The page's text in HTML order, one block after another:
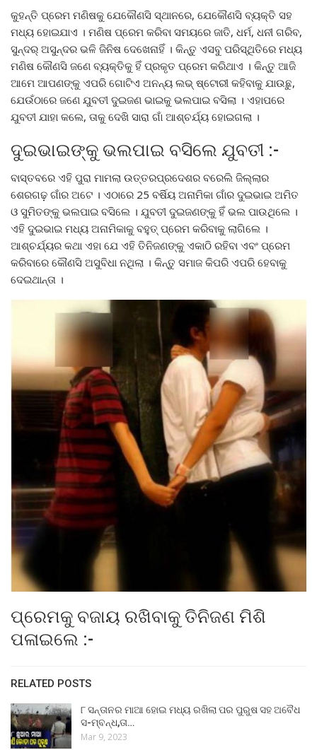
କୁହନ୍ତି ପ୍ରେମ ମଣିଷକୁ ଯେକୌଣସି ସ୍ଥାନରେ, ଯେକୌଣସି ବ୍ୟକ୍ତି ସହ
ମଧ୍ୟ ହୋଇଯାଏ । ମଣିଷ ପ୍ରେମ କରିବା ସମୟରେ ଜାତି, ଧର୍ମ, ଧନୀ ଗରିବ,
ସୁନ୍ଦର୍ ଅସୁନ୍ଦର ଭଳି ଜିନିଷ ଦେଖେନାହିଁ । କିନ୍ତୁ ଏସବୁ ପରିସ୍ଥିତିରେ ମଧ୍ୟ
ମଣିଷ କୌଣସି ଜଣେ ବ୍ୟକ୍ତିକୁ ହିଁ ପ୍ରକୃତ ପ୍ରେମ କରିଥାଏ । କିନ୍ତୁ ଆଜି
ଆମେ ଆପଣଙ୍କୁ ଏପରି ଗୋଟିଏ ଅନନ୍ୟ ଲଭ୍ ଷ୍ଟୋରୀ କହିବାକୁ ଯାଉଛୁ,
ଯେଉଁଠାରେ ଜଣେ ଯୁବତୀ ଦୁଇଜଣ ଭାଇକୁ ଭଲପାଇ ବସିଲା । ଏହାପରେ
ଯୁବତୀ ଯାହା କଲେ, ତାକୁ ଦେଖି ସାରା ଗାଁ ଆଶ୍ଚର୍ଯ୍ୟ ହୋଇଗଲା ।
ଦୁଇଭାଇଙ୍କୁ ଭଲପାଇ ବସିଲେ ଯୁବତୀ :-
ବାସ୍ତବରେ ଏହି ପୁରା ମାମଲା ଉତ୍ତରପ୍ରଦେଶର ବରେଲି ଜିଲ୍ଲାର
ଶେରଗଢ଼ ଗାଁର ଅଟେ । ଏଠାରେ 25 ବର୍ଷିୟ ଅନାମିକା ଗାଁର ଦୁଇଭାଇ ଅମିତ
ଓ ସୁମିତଙ୍କୁ ଭଲପାଇ ବସିଲେ । ଯୁବତୀ ଦୁଇଜଣଙ୍କୁ ହିଁ ଭଲ ପାଉଥିଲେ ।
ଏହି ଦୁଇଭାଇ ମଧ୍ୟ ଅନାମିକାକୁ ବହୁତ୍ ପ୍ରେମ କରିବାକୁ ଲାଗିଲେ ।
ଆଶ୍ଚର୍ଯ୍ୟର କଥା ଏହା ଯେ ଏହି ତିନିଜଣଙ୍କୁ ଏକାଠି ରହିବା ଏବଂ ପ୍ରେମ
କରିବାରେ କୌଣସି ଅସୁବିଧା ନଥିଲା । କିନ୍ତୁ ସମାଜ କିପରି ଏପରି ହେବାକୁ
ଦେଇଥାନ୍ତା ।
ପ୍ରେମକୁ ବଜାୟ ରଖିବାକୁ ତିନିଜଣ ମିଶି
ପଳାଇଲେ :-
RELATED POSTS
୮ ସନ୍ତାନର ମାଆ ହୋଇ ମଧ୍ୟ ରଖିଲା ପର ପୁରୁଷ ସହ ଅବୈଧ
ସ-ମ୍ବନ୍ଧ,ତା…
Mar 9, 2023